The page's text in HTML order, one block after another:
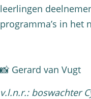
leerlingen
programma’s in het
📸 Gerard van Vugt
v.l.n.r.: boswachter